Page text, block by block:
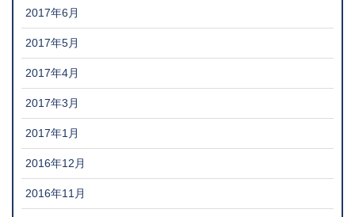
2017年6月
2017年5月
2017年4月
2017年3月
2017年1月
2016年12月
2016年11月